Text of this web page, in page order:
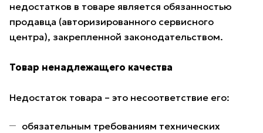
недостатков в товаре является обязанностью
продавца (авторизированного сервисного
центра), закрепленной законодательством.
Товар ненадлежащего качества
Недостаток товара – это несоответствие его:
обязательным требованиям технических